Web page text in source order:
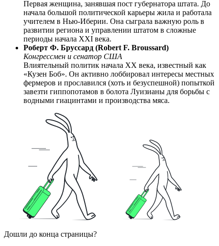
Первая женщина, занявшая пост губернатора штата. До
начала большой политической карьеры жила и работала
учителем в Нью-Иберии. Она сыграла важную роль в
развитии региона и управлении штатом в сложные
периоды начала XXI века.
Роберт Ф. Бруссард (Robert F. Broussard)
Конгрессмен и сенатор США
Влиятельный политик начала XX века, известный как
«Кузен Боб». Он активно лоббировал интересы местных
фермеров и прославился (хоть и безуспешной) попыткой
завезти гиппопотамов в болота Луизианы для борьбы с
водными гиацинтами и производства мяса.
Дошли до конца страницы?